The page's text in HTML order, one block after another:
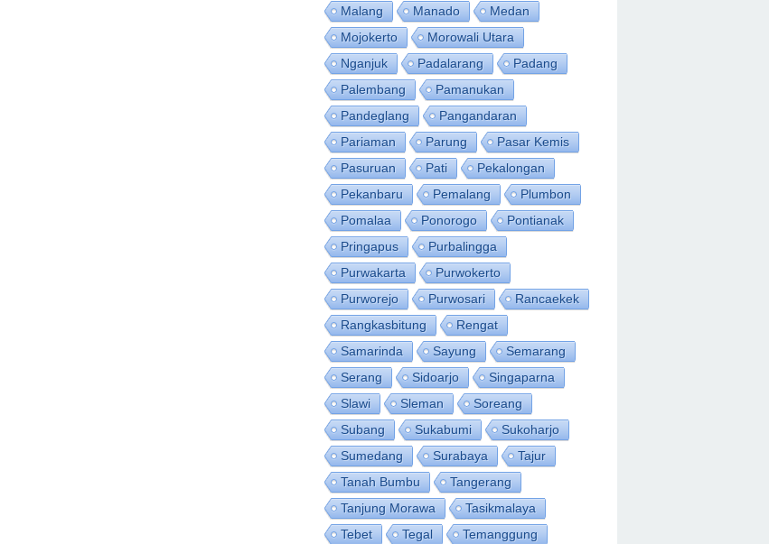
Malang
Manado
Medan
Mojokerto
Morowali Utara
Nganjuk
Padalarang
Padang
Palembang
Pamanukan
Pandeglang
Pangandaran
Pariaman
Parung
Pasar Kemis
Pasuruan
Pati
Pekalongan
Pekanbaru
Pemalang
Plumbon
Pomalaa
Ponorogo
Pontianak
Pringapus
Purbalingga
Purwakarta
Purwokerto
Purworejo
Purwosari
Rancaekek
Rangkasbitung
Rengat
Samarinda
Sayung
Semarang
Serang
Sidoarjo
Singaparna
Slawi
Sleman
Soreang
Subang
Sukabumi
Sukoharjo
Sumedang
Surabaya
Tajur
Tanah Bumbu
Tangerang
Tanjung Morawa
Tasikmalaya
Tebet
Tegal
Temanggung